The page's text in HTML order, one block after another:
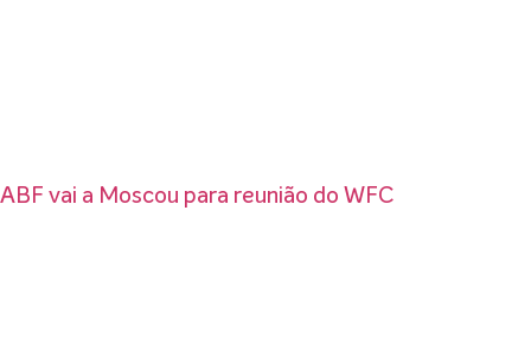
ABF vai a Moscou para reunião do WFC